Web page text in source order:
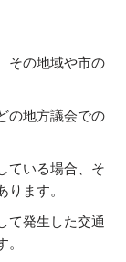
その地域や市の
の地方議会での
ている場合、そ
ます。
て発生した交通